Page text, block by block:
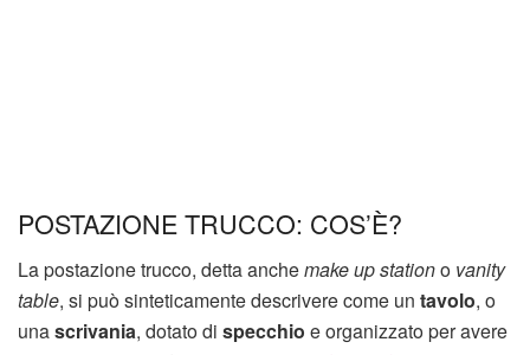
POSTAZIONE TRUCCO: COS’È?
La postazione trucco, detta anchemake up stationo vanity
table, si può sinteticamente descrivere come un tavolo, o
unascrivania, dotato di specchio e organizzato per avere